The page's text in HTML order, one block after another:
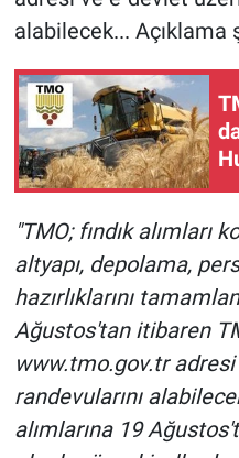
alabilecek... Açıklama
"TMO; fındık
altyapı, depolama,
hazırlıklarını
Ağustos'tan itibaren
www.tmo.gov.tr
randevularını
alımlarına 19